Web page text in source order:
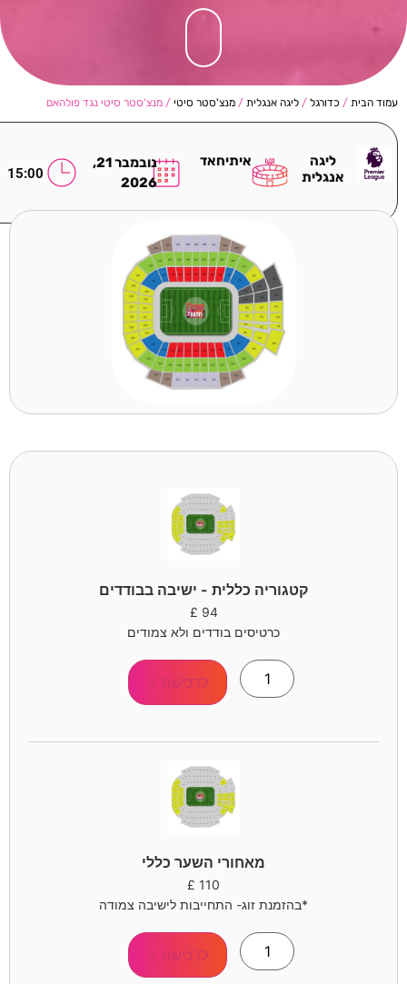
עמוד הבית / כדורגל / ליגה אנגלית / מנצ'סטר סיטי / מנצ'סטר סיטי נגד פולהאם
ליגה
אנגלית
איתיחאד
נובמבר 21,
2026
15:00
קטגוריה כללית - ישיבה בבודדים
94
£
כרטיסים בודדים ולא צמודים
לרכישה >
מאחורי השער כללי
110
£
*בהזמנת זוג- התחייבות לישיבה צמודה
לרכישה >